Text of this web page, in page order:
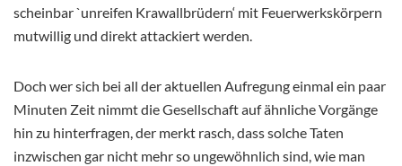
scheinbar `unreifen Krawallbrüdern‘ mit Feuerwerkskörpern
mutwillig und direkt attackiert werden.
Doch wer sich bei all der aktuellen Aufregung einmal ein paar
Minuten Zeit nimmt die Gesellschaft auf ähnliche Vorgänge
hin zu hinterfragen, der merkt rasch, dass solche Taten
inzwischen gar nicht mehr so ungewöhnlich sind, wie man